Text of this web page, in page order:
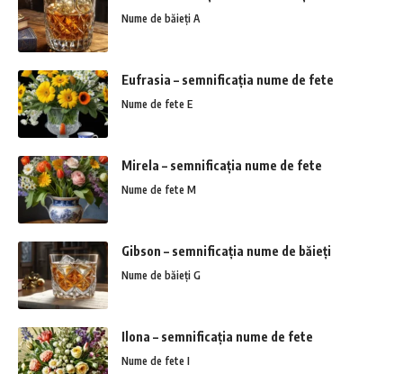
Nume de băieți A
Eufrasia – semnificația nume de fete
Nume de fete E
Mirela – semnificația nume de fete
Nume de fete M
Gibson – semnificația nume de băieți
Nume de băieți G
Ilona – semnificația nume de fete
Nume de fete I